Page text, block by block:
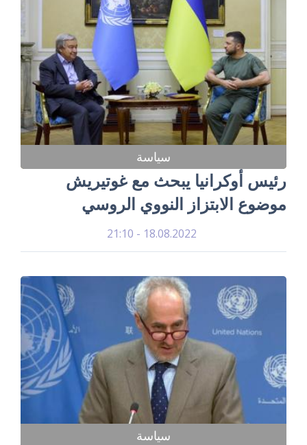
سياسة
رئيس أوكرانيا يبحث مع غوتيريش
موضوع الابتزاز النووي الروسي
18.08.2022 - 21:10
سياسة